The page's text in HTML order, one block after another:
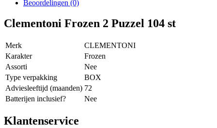
Beoordelingen (0)
Clementoni Frozen 2 Puzzel 104 st
Merk
CLEMENTONI
Karakter
Frozen
Assorti
Nee
Type verpakking
BOX
Adviesleeftijd (maanden) 72
Batterijen inclusief?
Nee
Klantenservice